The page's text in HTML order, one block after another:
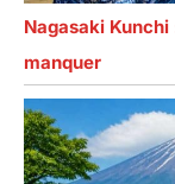
Nagasaki
manquer